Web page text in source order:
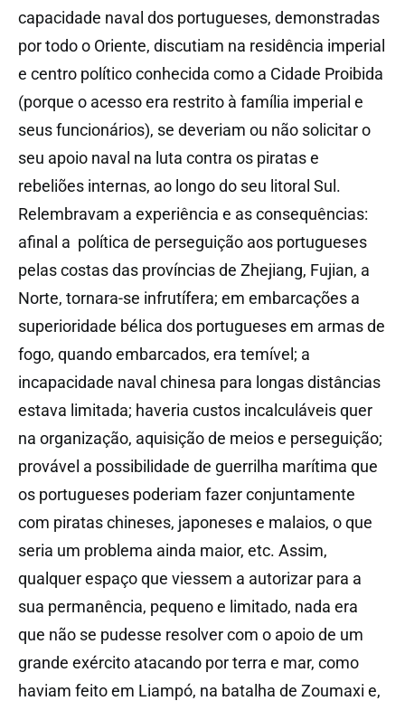
capacidade naval dos portugueses, demonstradas
por todo o Oriente, discutiam na residência imperial
e centro político conhecida como a Cidade Proibida
(porque o acesso era restrito à família imperial e
seus funcionários), se deveriam ou não solicitar o
seu apoio naval na luta contra os piratas e
rebeliões internas, ao longo do seu litoral Sul.
Relembravam a experiência e as consequências:
afinal a política de perseguição aos portugueses
pelas costas das províncias de Zhejiang, Fujian, a
Norte, tornara-se infrutífera; em embarcações a
superioridade bélica dos portugueses em armas de
fogo, quando embarcados, era temível; a
incapacidade naval chinesa para longas distâncias
estava limitada; haveria custos incalculáveis quer
na organização, aquisição de meios e perseguição;
provável a possibilidade de guerrilha marítima que
os portugueses poderiam fazer conjuntamente
com piratas chineses, japoneses e malaios, o que
seria um problema ainda maior, etc. Assim,
qualquer espaço que viessem a autorizar para a
sua permanência, pequeno e limitado, nada era
que não se pudesse resolver com o apoio de um
grande exército atacando por terra e mar, como
haviam feito em Liampó, na batalha de Zoumaxi e,